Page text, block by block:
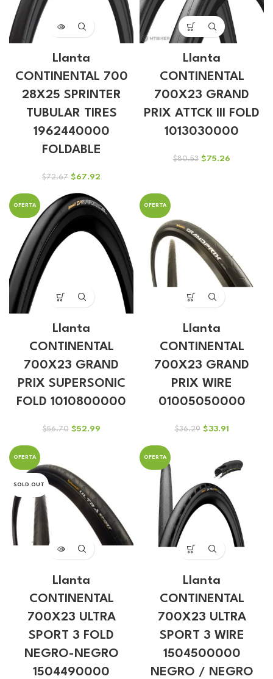
Llanta
CONTINENTAL 700
28X25 SPRINTER
TUBULAR TIRES
1962440000
FOLDABLE
$72.67 El
original
era:
$67.92
es:
$67.92.
Llanta
CONTINENTAL
700X23 GRAND
PRIX ATTCK III FOLD
1013030000
$80.53 El
$75.26
OFERTA
Llanta
CONTINENTAL
700X23 GRAND
PRIX SUPERSONIC
FOLD 1010800000
$56.70 El
$56.70.
$52.99El
OFERTA
Llanta
CONTINENTAL
700X23 GRAND
PRIX WIRE
01005050000
$36.29 El
$36.29.
$33.91El
es:
$33.91.
OFERTA
SOLD OUT
Llanta
CONTINENTAL
700X23 ULTRA
SPORT 3 FOLD
NEGRO-NEGRO
1504490000
OFERTA
Llanta
CONTINENTAL
700X23 ULTRA
SPORT 3 WIRE
1504500000
NEGRO / NEGRO